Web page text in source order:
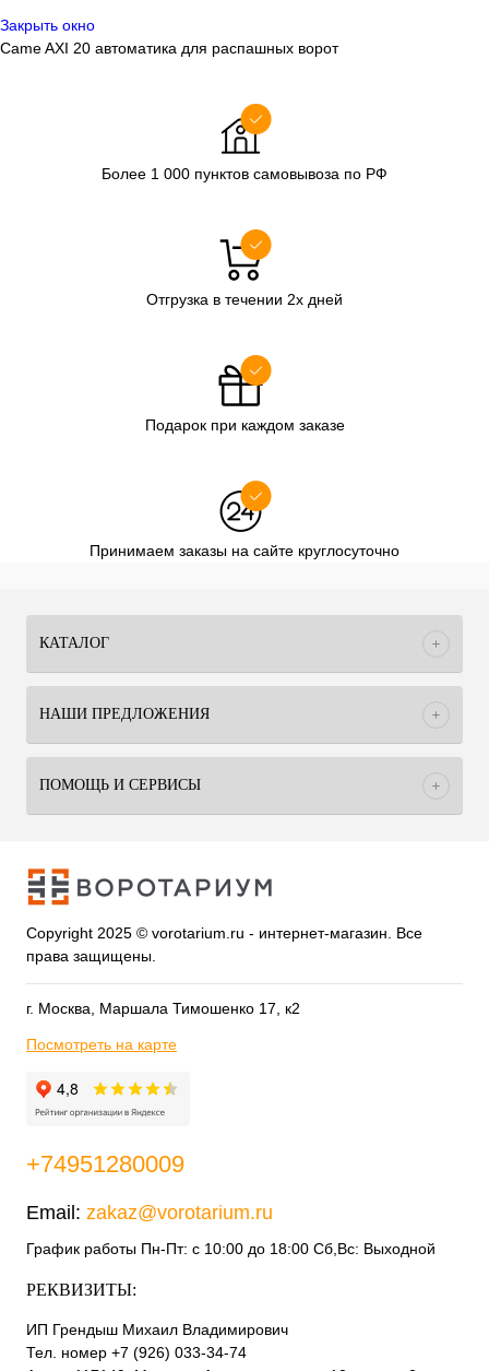
Закрыть окно
Came AXI 20 автоматика для распашных ворот
Более 1 000 пунктов самовывоза по РФ
Отгрузка в течении 2х дней
Подарок при каждом заказе
Принимаем заказы на сайте круглосуточно
КАТАЛОГ
НАШИ ПРЕДЛОЖЕНИЯ
ПОМОЩЬ И СЕРВИСЫ
Copyright 2025 © vorotarium.ru - интернет-магазин. Все
права защищены.
г. Москва, Маршала Тимошенко 17, к2
Посмотреть на карте
+74951280009
Email: zakaz@vorotarium.ru
График работы Пн-Пт: с 10:00 до 18:00 Сб,Вс: Выходной
РЕКВИЗИТЫ:
ИП Грендыш Михаил Владимирович
Тел. номер +7 (926) 033-34-74